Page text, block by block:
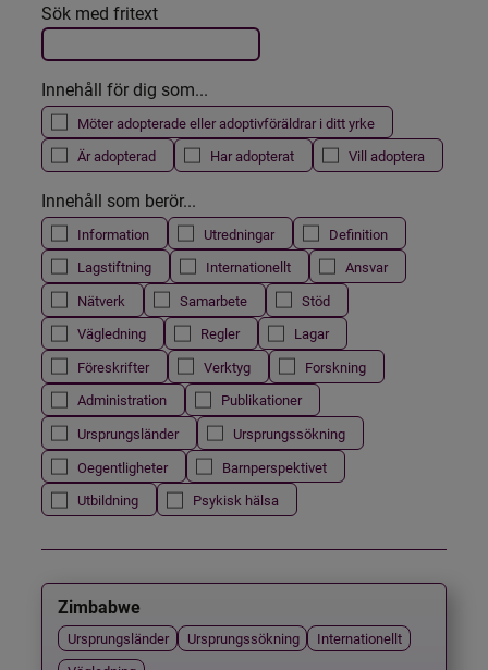
Filtrera resultatet
Det här formuläret postas automatiskt
Sök med fritext
Innehåll för dig som...
Möter adopterade eller adoptivföräldrar i ditt yrke
Är adopterad
Har adopterat Vill adoptera
Innehåll som berör...
Information Utredningar
Definition
Lagstiftning
Internationellt
Ansvar
Nätverk
Samarbete
Stöd
Vägledning
Regler
Lagar
Föreskrifter
Verktyg
Forskning
Administration
Publikationer
Ursprungsländer
Ursprungssökning
Oegentligheter
Barnperspektivet
Utbildning
Psykisk hälsa
Zimbabwe
Ursprungsländer Ursprungssökning
Internationellt